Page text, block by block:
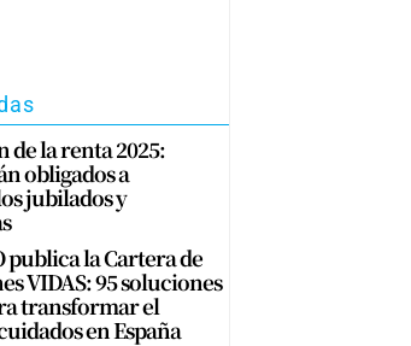
de la renta 2025:
obligados a
jubilados y
publica la Cartera de
VIDAS: 95 soluciones
transformar el
en España